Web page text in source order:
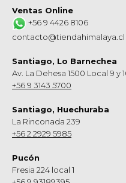
Ventas Online
+56 9 4426 8106
contacto@tiendahimalaya.cl
Santiago, Lo Barnechea
Av. La Dehesa 1500 Local 9 y
+56 9 3143 5700
Santiago, Huechuraba
La Rinconada 239
+56 2 2929 5985
Pucón
Fresia 224 local 1